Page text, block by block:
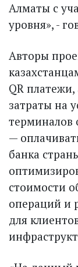
Алматы с
уровня», -
Авторы
QR платежи,
затраты на
терминалов
—
банка
стоимости
операций и
для